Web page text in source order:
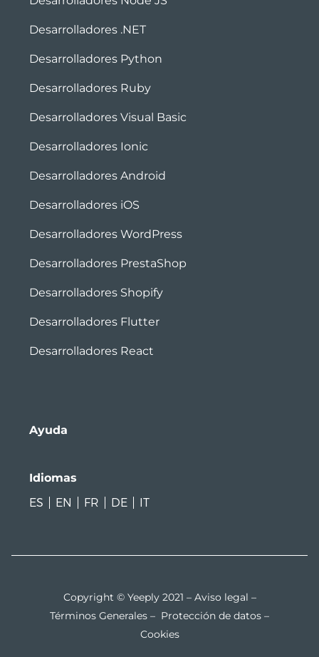
Desarrolladores .NET
Desarrolladores Python
Desarrolladores Ruby
Desarrolladores Visual Basic
Desarrolladores Ionic
Desarrolladores Android
Desarrolladores iOS
Desarrolladores WordPress
Desarrolladores PrestaShop
Desarrolladores Shopify
Desarrolladores Flutter
Desarrolladores React
Ayuda
Idiomas
ES
EN FR DE IT
Copyright © Yeeply 2021 – Aviso legal –
Términos Generales – Protección de datos –
Cookies